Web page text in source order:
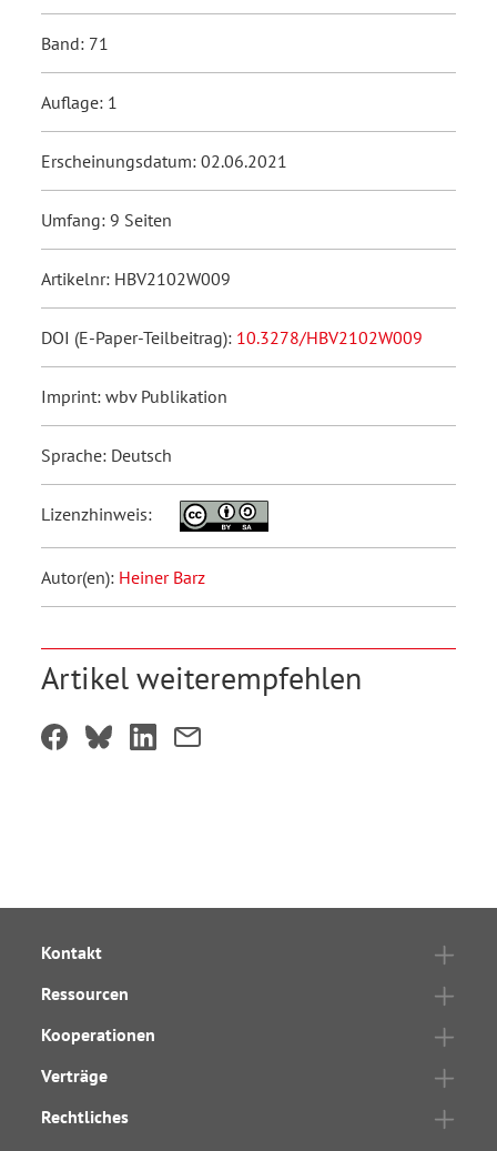
Band: 71
Auflage: 1
Erscheinungsdatum: 02.06.2021
Umfang: 9 Seiten
Artikelnr: HBV2102W009
DOI (E-Paper-Teilbeitrag): 10.3278/HBV2102W009
Imprint: wbv Publikation
Sprache: Deutsch
Lizenzhinweis:
Autor(en): Heiner Barz
Artikel weiterempfehlen
Kontakt
Ressourcen
Kooperationen
Verträge
Rechtliches